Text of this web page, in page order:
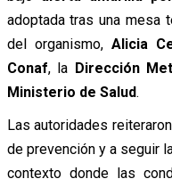
adoptada tras una mesa
del organismo,Alicia
Conaf, la Dirección
Ministerio de Salud.
Las autoridades
de prevención y a seguir
contexto donde las